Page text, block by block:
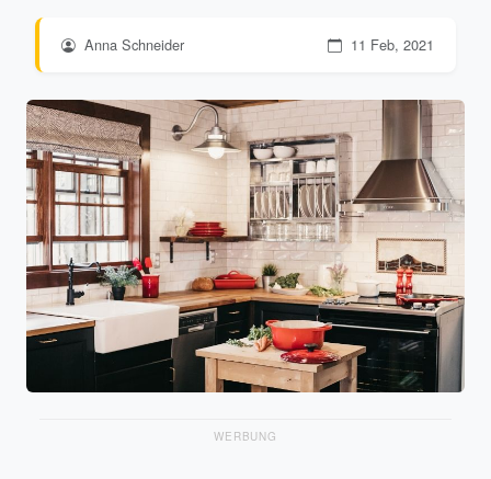
Anna Schneider 11 Feb, 2021
WERBUNG